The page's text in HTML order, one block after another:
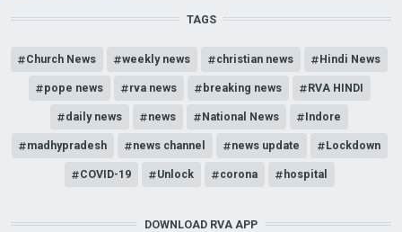
TAGS
Church News weekly news christian news Hindi News
pope news rva news breaking news RVA HINDI
daily news news National News Indore
madhypradesh news channel news update Lockdown
COVID-19 Unlock corona hospital
DOWNLOAD RVA APP